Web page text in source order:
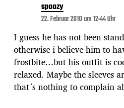
spoozy
22. Februar 2010 um 12:44 Uhr
I guess he has not been
otherwise i believe him to
frostbite…but his outfit is
relaxed. Maybe the sleeves
that´s nothing to complain